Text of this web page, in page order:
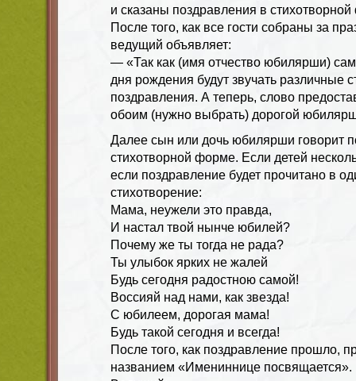
и сказаны поздравления в
После того, как все гости собраны за
ведущий объявляет:
— «Так как (имя отчество юбилярши)
дня рождения будут звучать различные
поздравления. А теперь, слово
обоим (нужно выбрать) дорогой
Далее сын или дочь юбилярши говорит
стихотворной форме. Если детей
если поздравление будет прочитано в
стихотворение:
Мама, неужели это правда,
И настал твой нынче юбилей?
Почему же ты тогда не рада?
Ты улыбок ярких не жалей
Будь сегодня радостною самой!
Воссияй над нами, как звезда!
С юбилеем, дорогая мама!
Будь такой сегодня и всегда!
После того, как поздравление прошло,
названием «Имениннице посвящается».